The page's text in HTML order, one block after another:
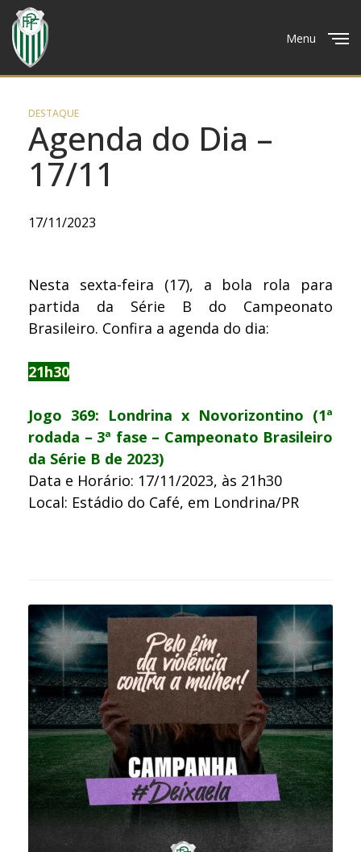
Menu
DESTAQUE
Agenda do Dia –
17/11
17/11/2023
Nesta sexta-feira (17), a bola rola para
partida da Série B do Campeonato
Brasileiro. Confira a agenda do dia:
21h30
Jogo 369: Londrina x Novorizontino (1ª
rodada – 3ª fase – Campeonato Brasileiro
da Série B de 2023)
Data e Horário: 17/11/2023, às 21h30
Local: Estádio do Café, em Londrina/PR